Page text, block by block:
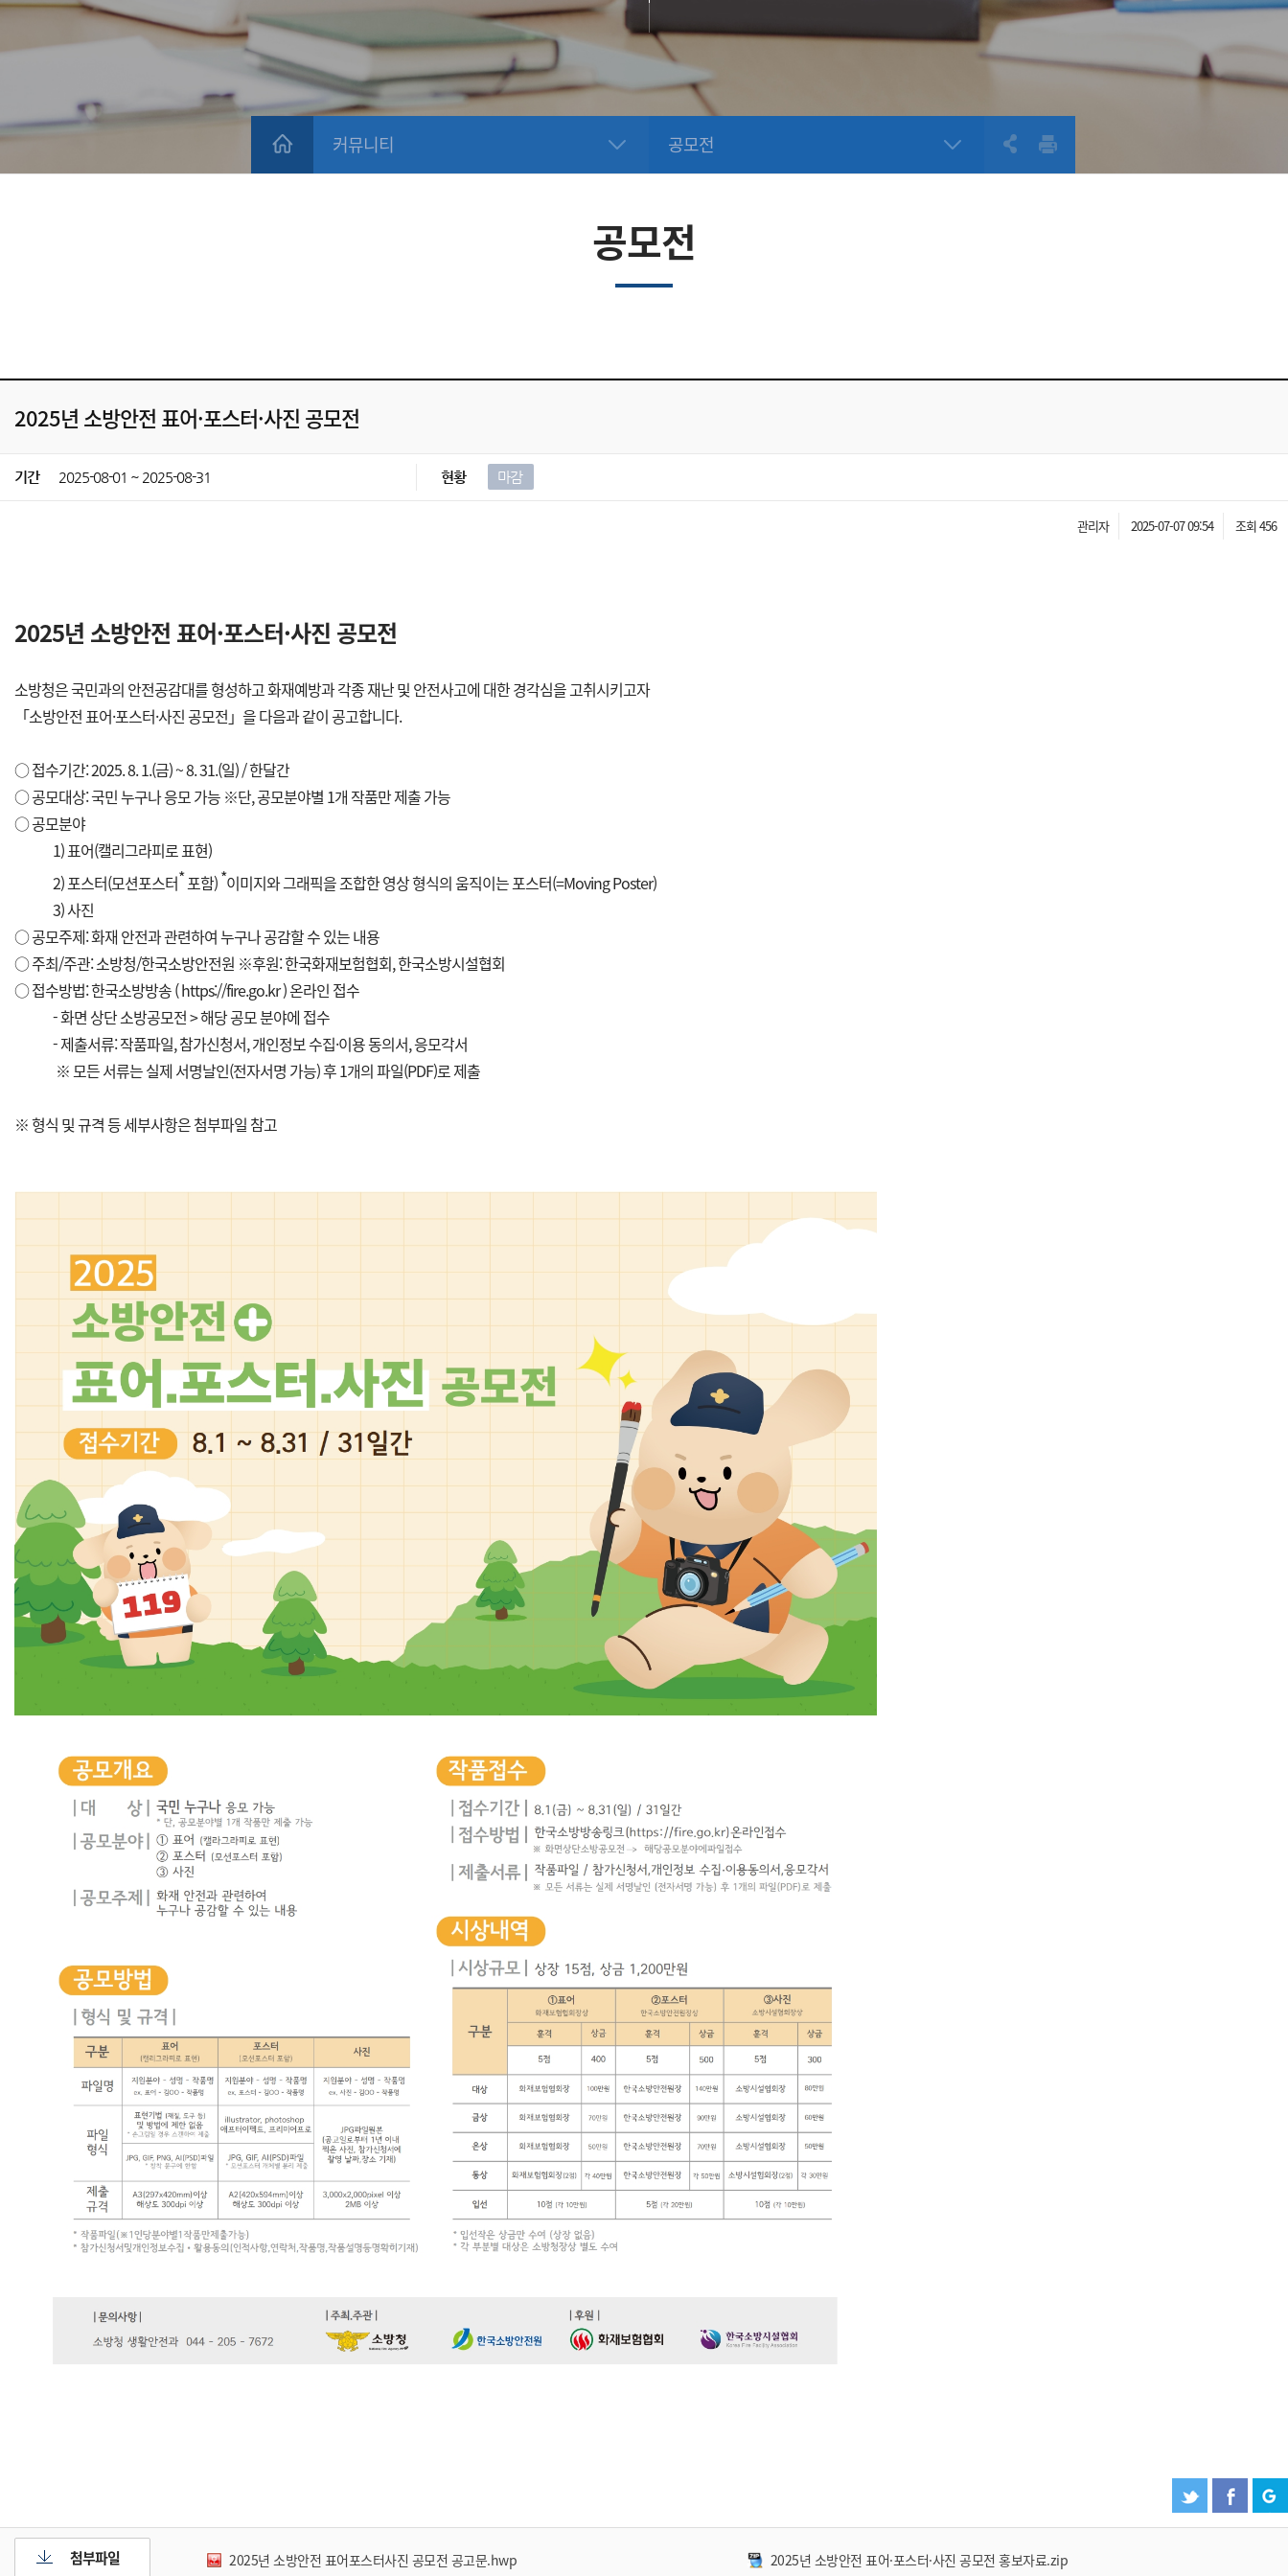
커뮤니티 공모전
공모전
2025년 소방안전 표어·포스터·사진 공모전
기간 2025-08-01 ~ 2025-08-31 현황 마감
관리자 2025-07-07 09:54 조회 456
2025년 소방안전 표어·포스터·사진 공모전
소방청은 국민과의 안전공감대를 형성하고 화재예방과 각종 재난 및 안전사고에 대한 경각심을 고취시키고자
「소방안전 표어·포스터·사진 공모전」을 다음과 같이 공고합니다.
○ 접수기간: 2025. 8. 1.(금) ~ 8. 31.(일) / 한달간
○ 공모대상: 국민 누구나 응모 가능 ※단, 공모분야별 1개 작품만 제출 가능
○ 공모분야
1) 표어(캘리그라피로 표현)
2) 포스터(모션포스터*포함)*이미지와 그래픽을 조합한 영상 형식의 움직이는 포스터(=Moving Poster)
3) 사진
○ 공모주제: 화재 안전과 관련하여 누구나 공감할 수 있는 내용
○ 주최/주관: 소방청/한국소방안전원 ※후원: 한국화재보험협회, 한국소방시설협회
○ 접수방법: 한국소방방송 (https://fire.go.kr) 온라인 접수
- 화면 상단 소방공모전 > 해당 공모 분야에 접수
- 제출서류: 작품파일, 참가신청서, 개인정보 수집·이용 동의서, 응모각서
※ 모든 서류는 실제 서명날인(전자서명 가능) 후 1개의 파일(PDF)로 제출
※ 형식 및 규격 등 세부사항은 첨부파일 참고
첨부파일 2025년 소방안전 표어포스터사진 공모전 공고문.hwp 2025년 소방안전 표어·포스터·사진 공모전 홍보자료.zip